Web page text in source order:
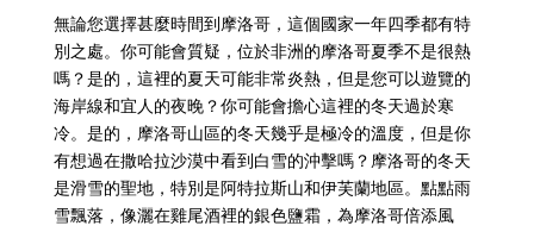
無論您選擇甚麼時間到摩洛哥，這個國家一年四季都有特
別之處。你可能會質疑，位於非洲的摩洛哥夏季不是很熱
嗎？是的，這裡的夏天可能非常炎熱，但是您可以遊覽的
海岸線和宜人的夜晚？你可能會擔心這裡的冬天過於寒
冷。是的，摩洛哥山區的冬天幾乎是極冷的溫度，但是你
有想過在撒哈拉沙漠中看到白雪的沖擊嗎？摩洛哥的冬天
是滑雪的聖地，特別是阿特拉斯山和伊芙蘭地區。點點雨
雪飄落，像灑在雞尾酒裡的銀色鹽霜，為摩洛哥倍添風